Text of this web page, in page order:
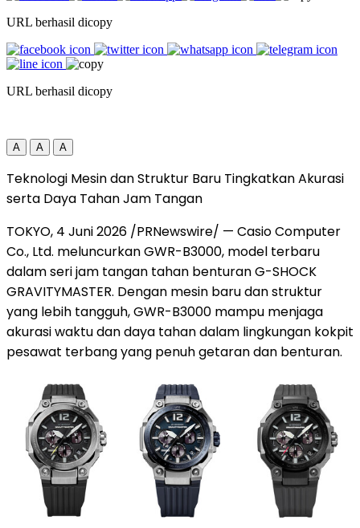
URL berhasil dicopy
URL berhasil dicopy
A A A
Teknologi Mesin dan Struktur Baru Tingkatkan Akurasi
serta Daya Tahan Jam Tangan
TOKYO, 4 Juni 2026 /PRNewswire/ — Casio Computer
Co., Ltd. meluncurkan GWR-B3000, model terbaru
dalam seri jam tangan tahan benturan G-SHOCK
GRAVITYMASTER. Dengan mesin baru dan struktur
yang lebih tangguh, GWR-B3000 mampu menjaga
akurasi waktu dan daya tahan dalam lingkungan kokpit
pesawat terbang yang penuh getaran dan benturan.